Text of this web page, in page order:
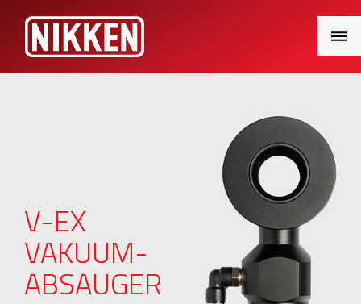
Menu
V-EX
VAKUUM-
ABSAUGER